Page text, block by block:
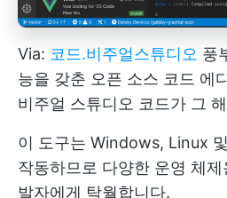
Via: 코드.비주얼스튜디오 풍
능을 갖춘 오픈 소스 코드 에
비주얼 스튜디오 코드가 그
이 도구는 Windows, Linux
작동하므로 다양한 운영 체
발자에게 탁월합니다.